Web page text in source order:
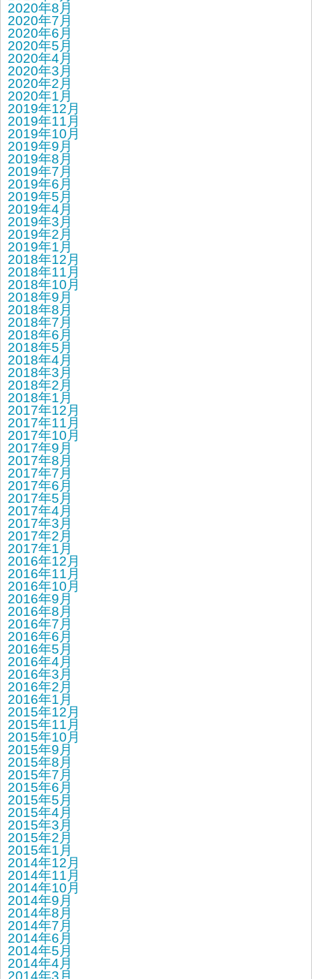
2020年8月
2020年7月
2020年6月
2020年5月
2020年4月
2020年3月
2020年2月
2020年1月
2019年12月
2019年11月
2019年10月
2019年9月
2019年8月
2019年7月
2019年6月
2019年5月
2019年4月
2019年3月
2019年2月
2019年1月
2018年12月
2018年11月
2018年10月
2018年9月
2018年8月
2018年7月
2018年6月
2018年5月
2018年4月
2018年3月
2018年2月
2018年1月
2017年12月
2017年11月
2017年10月
2017年9月
2017年8月
2017年7月
2017年6月
2017年5月
2017年4月
2017年3月
2017年2月
2017年1月
2016年12月
2016年11月
2016年10月
2016年9月
2016年8月
2016年7月
2016年6月
2016年5月
2016年4月
2016年3月
2016年2月
2016年1月
2015年12月
2015年11月
2015年10月
2015年9月
2015年8月
2015年7月
2015年6月
2015年5月
2015年4月
2015年3月
2015年2月
2015年1月
2014年12月
2014年11月
2014年10月
2014年9月
2014年8月
2014年7月
2014年6月
2014年5月
2014年4月
2014年3月